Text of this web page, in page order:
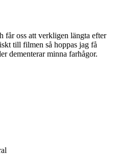
får oss att verkligen längta efter
till filmen så hoppas jag få
dementerar minna farhågor.